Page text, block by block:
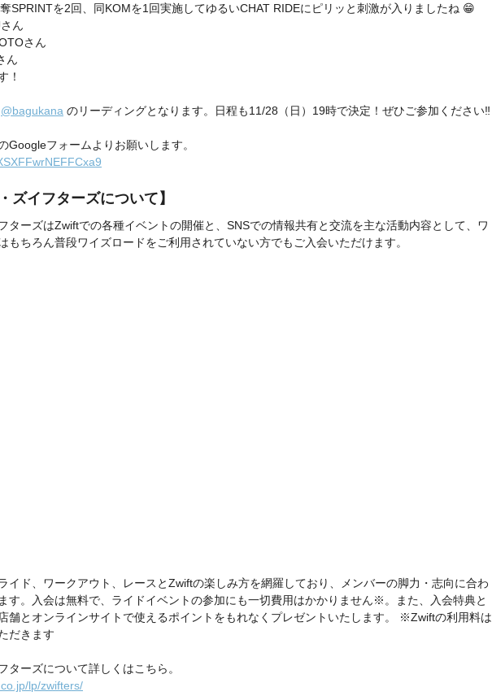
SPRINTを2回、同KOMを1回実施してゆるいCHAT RIDEにピリッと刺激が入りましたね 😁
ん
さん
ん
！
@bagukana のリーディングとなります。日程も11/28（日）19時で決定！ぜひご参加ください‼
Googleフォームよりお願いします。
ズイフターズについて】
ターズはZwiftでの各種イベントの開催と、SNSでの情報共有と交流を主な活動内容として、ワ
もちろん普段ワイズロードをご利用されていない方でもご入会いただけます。
イド、ワークアウト、レースとZwiftの楽しみ方を網羅しており、メンバーの脚力・志向に合わ
す。入会は無料で、ライドイベントの参加にも一切費用はかかりません※。また、入会特典と
舗とオンラインサイトで使えるポイントをもれなくプレゼントいたします。 ※Zwiftの利用料は
だきます
ターズについて詳しくはこちら。
lp/zwifters/